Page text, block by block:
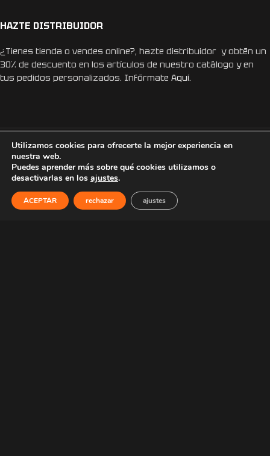
HAZTE DISTRIBUIDOR
¿Tienes tienda o vendes online?, hazte distribuidor y obtén un
30% de descuento en los artículos de nuestro catálogo y en
tus pedidos personalizados. Infórmate Aquí.
REDES SOCIALES
Instagram
Facebook
Utilizamos cookies para ofrecerte la mejor experiencia en
nuestra web.
Puedes aprender más sobre qué cookies utilizamos o
desactivarlas en los ajustes.
ACEPTAR rechazar ajustes